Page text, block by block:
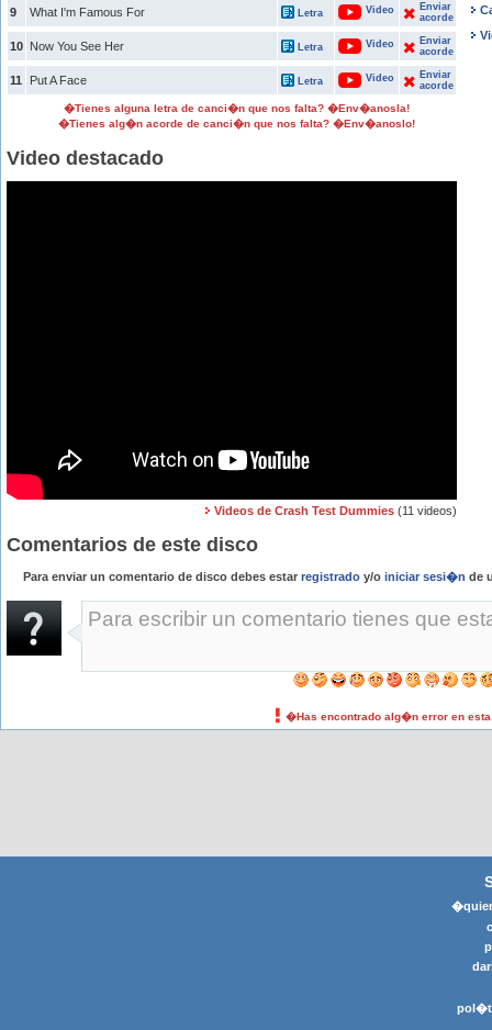
9 What I'm Famous For Letra Video
Enviar
acorde
10 Now You See Her Letra Video
Enviar
acorde
11 Put A Face Letra Video
Enviar
acorde
�Tienes alguna letra de canci�n que nos falta? �Env�anosla!
�Tienes alg�n acorde de canci�n que nos falta? �Env�anoslo!
Video destacado
Videos de Crash Test Dummies (11 videos)
Comentarios de este disco
Para enviar un comentario de disco debes estar registrado y/o iniciar sesi�n de
�Has encontrado alg�n error en